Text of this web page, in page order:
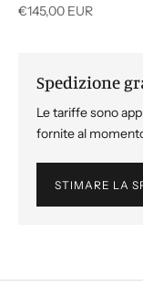
Prezzo
€145,00 EUR
Spedizione
Le tariffe sono
fornite al
STIMARE LA